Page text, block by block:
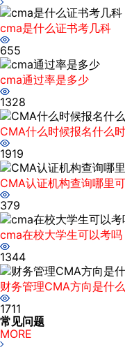
cma是什么证书考几科
655
cma通过率是多少
1328
CMA什么时候报名什么
1919
CMA认证机构查询哪里
379
cma在校大学生可以考吗
1344
财务管理CMA方向是什
1711
常见问题
MORE